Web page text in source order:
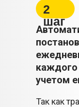
2
шаг
каждого
учетом
Так как